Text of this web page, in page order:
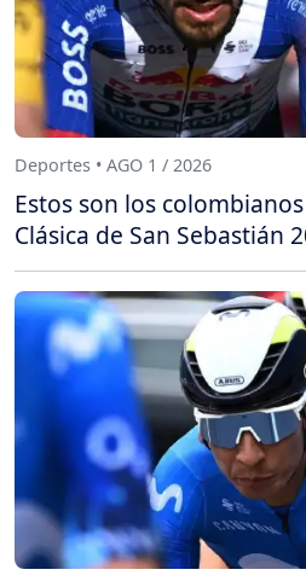
Deportes • AGO 1 / 2026
Estos son los
Clásica de San Sebastián